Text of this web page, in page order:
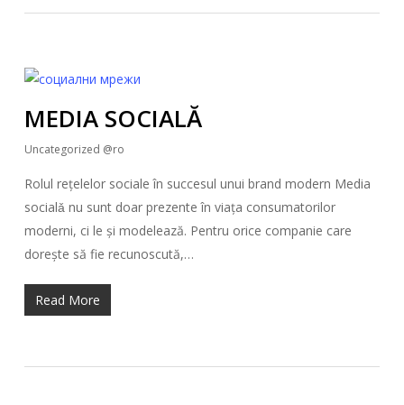
MEDIA SOCIALĂ
Uncategorized @ro
Rolul rețelelor sociale în succesul unui brand modern Media
socialǎ nu sunt doar prezente în viața consumatorilor
moderni, ci le și modelează. Pentru orice companie care
dorește să fie recunoscută,…
Read More